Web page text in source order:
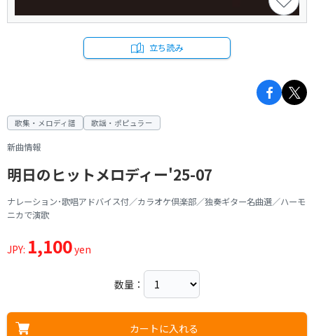
立ち読み
歌集・メロディ譜 歌謡・ポピュラー
新曲情報
明日のヒットメロディー'25-07
ナレーション･歌唱アドバイス付／カラオケ倶楽部／独奏ギター名曲選／ハーモ
ニカで演歌
JPY: 1,100yen
数量：
カートに入れる